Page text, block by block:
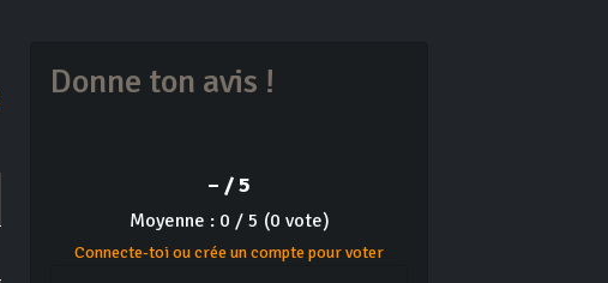
Donne ton avis !
– / 5
Moyenne : 0 / 5 (0 vote)
Connecte-toi ou crée un compte pour voter